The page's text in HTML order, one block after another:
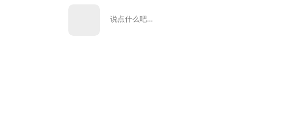
说点什么吧...